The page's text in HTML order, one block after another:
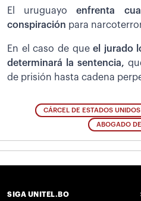
El uruguayoenfrenta
conspiración para
En el caso de queel jurado
determinará la sentencia,
de prisión hasta cadena
CÁRCEL DE ESTADOS UNIDOS
ABOGADO
SIGA UNITEL.BO